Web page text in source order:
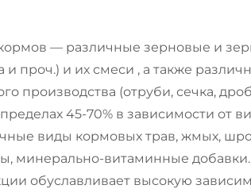
— различные зерновые и
проч.) и их смеси , а также
производства (отруби, сечка,
45-70% в зависимости от
виды кормовых трав, жмых,
минерально-витаминные добавки.
обуславливает высокую